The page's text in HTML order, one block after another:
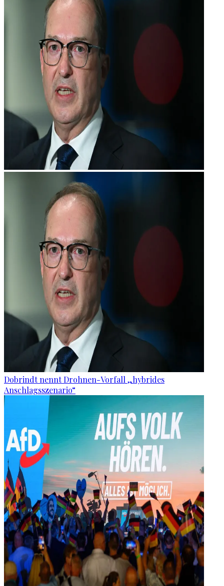
Dobrindt nennt Drohnen-Vorfall „hybrides
Anschlagsszenario“